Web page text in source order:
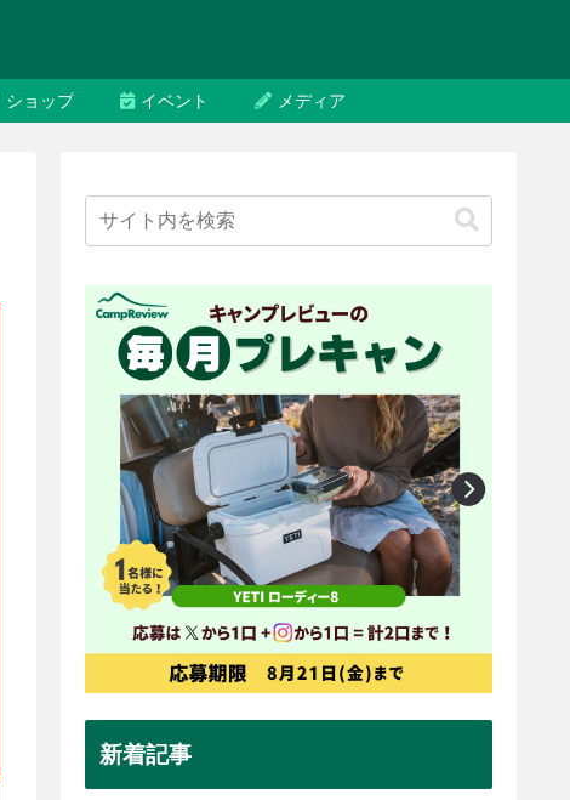
ショップ イベント メディア
新着記事